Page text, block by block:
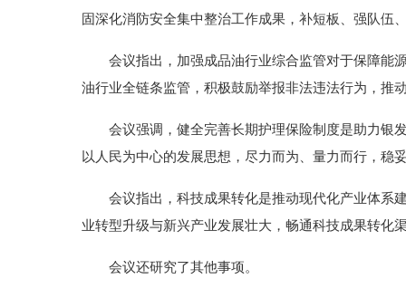
固深化消防安全集中整治工作成果，补短板、强队伍
会议指出，加强成品油行业综合监管对于保障能
油行业全链条监管，积极鼓励举报非法违法行为，推
会议强调，健全完善长期护理保险制度是助力银
以人民为中心的发展思想，尽力而为、量力而行，稳
会议指出，科技成果转化是推动现代化产业体系
业转型升级与新兴产业发展壮大，畅通科技成果转化
会议还研究了其他事项。